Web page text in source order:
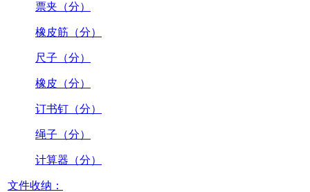
票夹（分）
橡皮筋（分）
尺子（分）
橡皮（分）
订书钉（分）
绳子（分）
计算器（分）
文件收纳：